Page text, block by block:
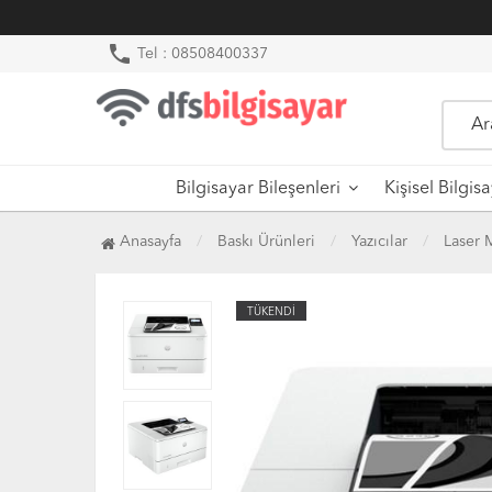
phone Tel : 08508400337
Bilgisayar Bileşenleri Kişisel
Anasayfa Baskı Ürünleri Yazıcılar Laser
TÜKENDİ